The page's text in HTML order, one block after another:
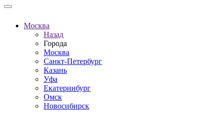
Москва
Назад
Города
Москва
Санкт-Петербург
Казань
Уфа
Екатеринбург
Омск
Новосибирск